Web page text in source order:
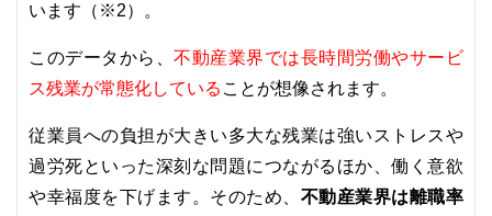
います（※2）。
このデータから、不動産業界では長時間労働やサービ
ス残業が常態化している ことが想像されます。
従業員への負担が大きい多大な残業は強いストレスや
過労死といった深刻な問題につながるほか、働く意欲
や幸福度を下げます。そのため、 不動産業界は離職率